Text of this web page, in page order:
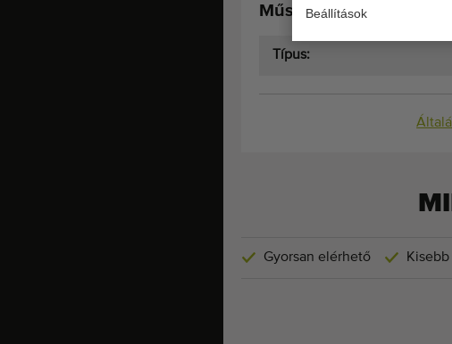
Beállítások
Műszaki specifikációk::
Típus:
Gyorsan elérhető